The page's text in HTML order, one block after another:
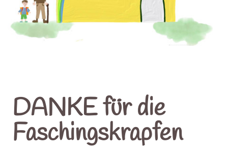
DANKE für die
Faschingskrapfen